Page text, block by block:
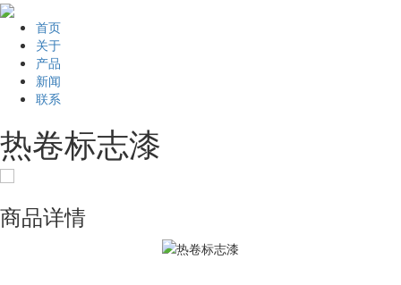
首页
关于
产品
新闻
联系
热卷标志漆
商品详情